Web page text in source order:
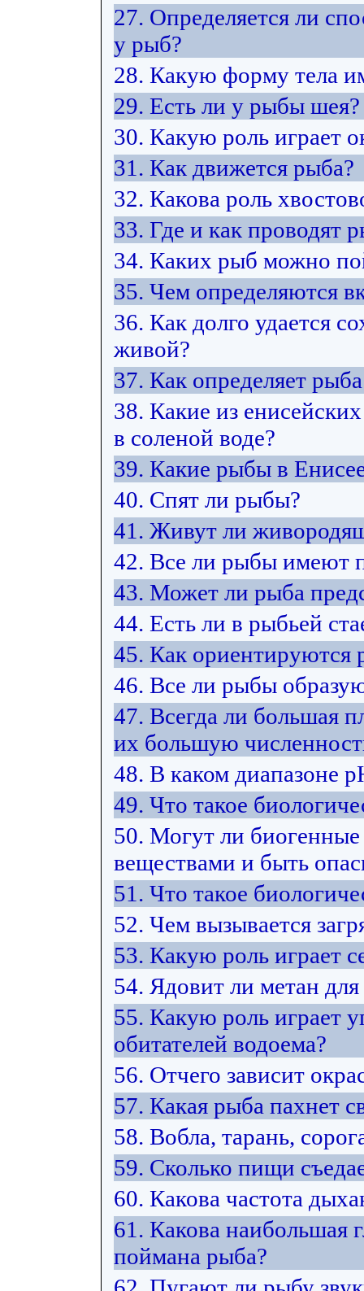
27. Определяется ли
у рыб?
28. Какую форму тела
29. Есть ли у рыбы шея?
30. Какую роль играет
31. Как движется рыба?
32. Какова роль
33. Где и как проводят
34. Каких рыб можно
35. Чем определяются
36. Как долго удается
живой?
37. Как определяет
38. Какие из
в соленой воде?
39. Какие рыбы в
40. Спят ли рыбы?
41. Живут ли
42. Все ли рыбы имеют
43. Может ли рыба
44. Есть ли в рыбьей
45. Как ориентируются
46. Все ли рыбы
47. Всегда ли большая
их большую
48. В каком диапазоне
49. Что такое
50. Могут ли
веществами и быть
51. Что такое
52. Чем вызывается
53. Какую роль играет
54. Ядовит ли метан
55. Какую роль играет
обитателей водоема?
56. Отчего зависит
57. Какая рыба пахнет
58. Вобла, тарань,
59. Сколько пищи
60. Какова частота
61. Какова наибольшая
поймана рыба?